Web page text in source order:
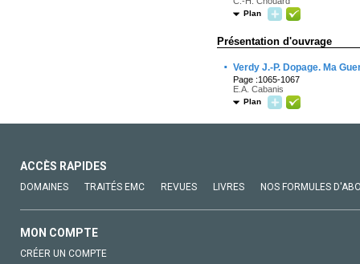
Plan
Présentation d'ouvrage
· Verdy J.-P. Dopage. Ma
Page :1065-1067
E.A. Cabanis
Plan
ACCÈS RAPIDES
DOMAINES TRAITÉS EMC REVUES LIVRES NOS FORMULES
MON COMPTE
CRÉER UN COMPTE